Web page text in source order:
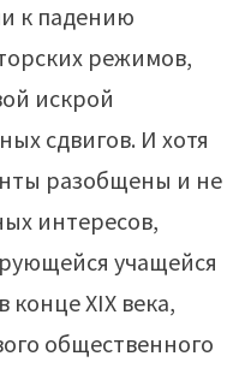
к падению
режимов,
искрой
сдвигов. И хотя
разобщены и не
интересов,
учащейся
конце XIX века,
общественного